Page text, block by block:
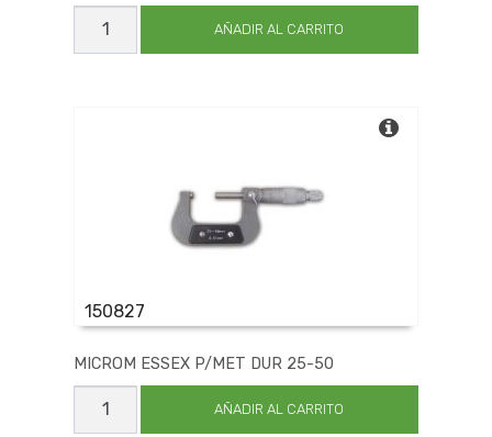
MICROM
ESSEX
P/MET
AÑADIR AL CARRITO
150827
MICROM ESSEX P/MET DUR 25-50
MICROM
ESSEX
AÑADIR AL CARRITO